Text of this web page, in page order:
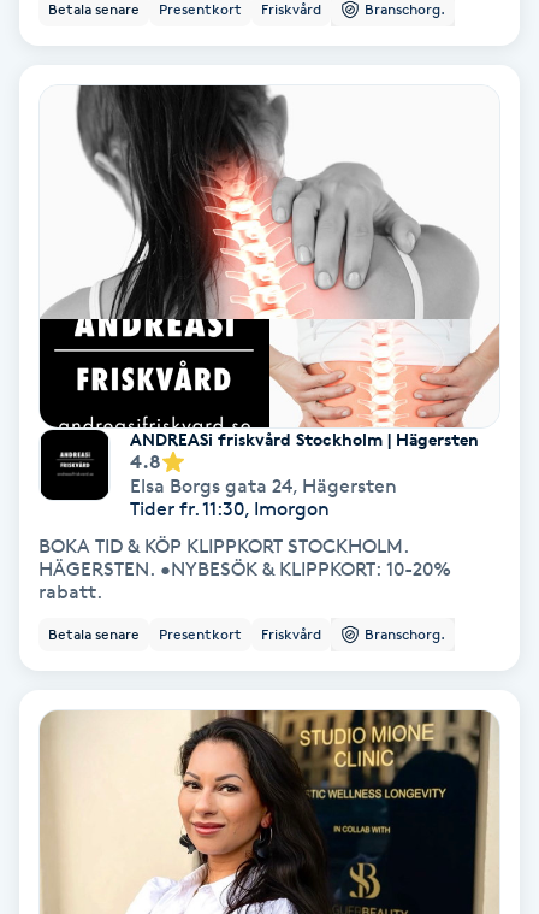
Kostrådgivning
Kroppsinpackning
Kroppspeeling
Käkledsbehandling
Kärlbehandling
Laserbehandling
Lashlift Keratin
LED-ljusterapi
Liktornar
LPG-behandling
Betala senare Presentkort Friskvård Branschorg.
ANDREASi friskvård Stockholm | Hägersten
4.8
Elsa Borgs gata 24, Hägersten
Tider fr. 11:30, Imorgon
BOKA TID & KÖP KLIPPKORT STOCKHOLM.
HÄGERSTEN. •NYBESÖK & KLIPPKORT: 10-20%
rabatt.
Betala senare Presentkort Friskvård Branschorg.